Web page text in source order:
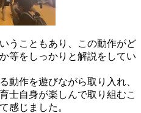
うこともあり、この動作がど
等をしっかりと解説をしてい
動作を遊びながら取り入れ、
士自身が楽しんで取り組むこ
感じました。